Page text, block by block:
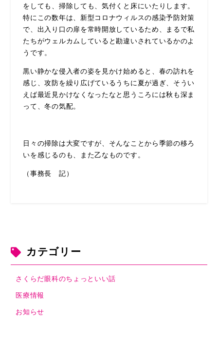
をしても、掃除しても、気付くと床にいたりします。
特にこの数年は、新型コロナウィルスの感染予防対策
で、出入り口の扉を常時開放しているため、まるで私
たちがウェルカムしていると勘違いされているかのよ
うです。
黒い静かな侵入者の姿を見かけ始めると、春の訪れを
感じ、攻防を繰り広げているうちに夏が過ぎ、そうい
えば最近見かけなくなったなと思うころには秋も深ま
って、冬の気配。
日々の掃除は大変ですが、そんなことから季節の移ろ
いを感じるのも、また乙なものです。
（事務長 記）
カテゴリー
さくらだ眼科のちょっといい話
医療情報
お知らせ